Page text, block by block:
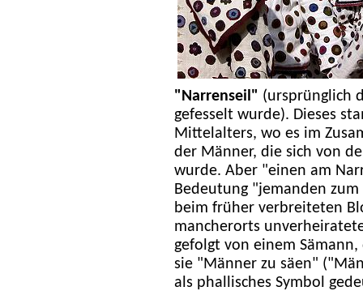
"Narrenseil" (ursprünglich
gefesselt wurde). Dieses
Mittelalters, wo es im
der Männer, die sich von
wurde. Aber "einen am
Bedeutung "jemanden
beim früher verbreiteten
mancherorts
gefolgt von einem
sie "Männer zu säen"
als phallisches Symbol